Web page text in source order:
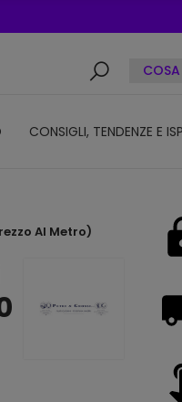
CONSIGLI, TENDENZE E
Al Metro)